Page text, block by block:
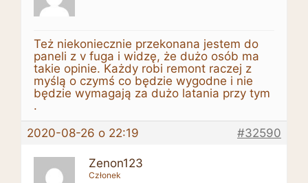
Też niekoniecznie przekonana jestem do
paneli z v fuga i widzę, że dużo osób ma
takie opinie. Każdy robi remont raczej z
myślą o czymś co będzie wygodne i nie
będzie wymagają za dużo latania przy tym
.
2020-08-26 o 22:19
#32590
Zenon123
Członek